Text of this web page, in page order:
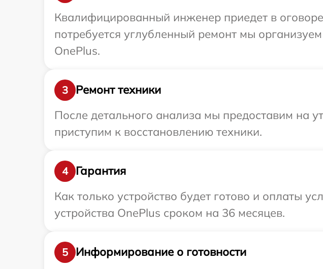
Квалифицированный инженер приедет в
потребуется углубленный ремонт мы
OnePlus.
3
Ремонт техники
После детального анализа мы предоставим на
приступим к восстановлению техники.
4
Гарантия
Как только устройство будет готово и оплаты
устройства OnePlus сроком на 36 месяцев.
5
Информирование о готовности